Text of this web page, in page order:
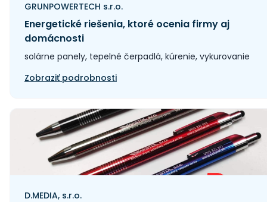
GRUNPOWERTECH s.r.o.
Energetické riešenia, ktoré ocenia firmy aj
domácnosti
solárne panely, tepelné čerpadlá, kúrenie, vykurovanie
Zobraziť podrobnosti
D.MEDIA, s.r.o.